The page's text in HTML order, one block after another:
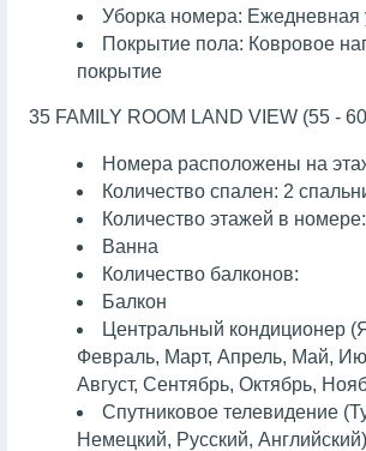
Уборка номера: Ежедневная
Покрытие пола: Ковровое
покрытие
35 FAMILY ROOM LAND VIEW (55 -
Номера расположены на
Количество спален: 2
Количество этажей в
Ванна
Количество балконов:
Балкон
Центральный кондиционер
Февраль, Март, Апрель, Май,
Август, Сентябрь, Октябрь,
Спутниковое телевидение
Немецкий, Русский,